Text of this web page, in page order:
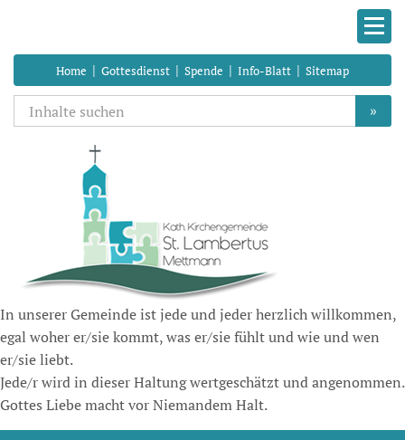
Home | Gottesdienst | Spende | Info-Blatt | Sitemap
»
In unserer Gemeinde ist jede und jeder herzlich willkommen,
egal woher er/sie kommt, was er/sie fühlt und wie und wen
er/sie liebt.
Jede/r wird in dieser Haltung wertgeschätzt und angenommen.
Gottes Liebe macht vor Niemandem Halt.